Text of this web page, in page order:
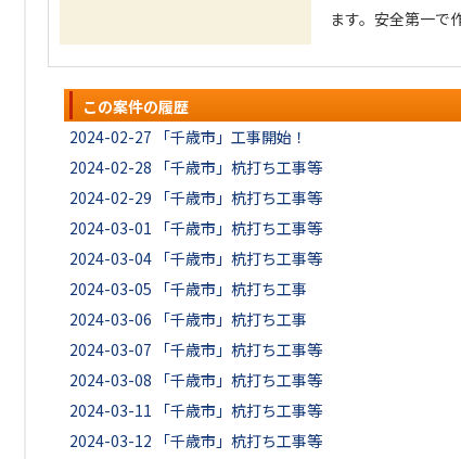
ます。安全第一で
この案件の履歴
2024-02-27
「千歳市」工事開始！
2024-02-28
「千歳市」杭打ち工事等
2024-02-29
「千歳市」杭打ち工事等
2024-03-01
「千歳市」杭打ち工事等
2024-03-04 「千歳市」杭打ち工事等
2024-03-05
「千歳市」杭打ち工事
2024-03-06
「千歳市」杭打ち工事
2024-03-07
「千歳市」杭打ち工事等
2024-03-08
「千歳市」杭打ち工事等
2024-03-11
「千歳市」杭打ち工事等
2024-03-12
「千歳市」杭打ち工事等